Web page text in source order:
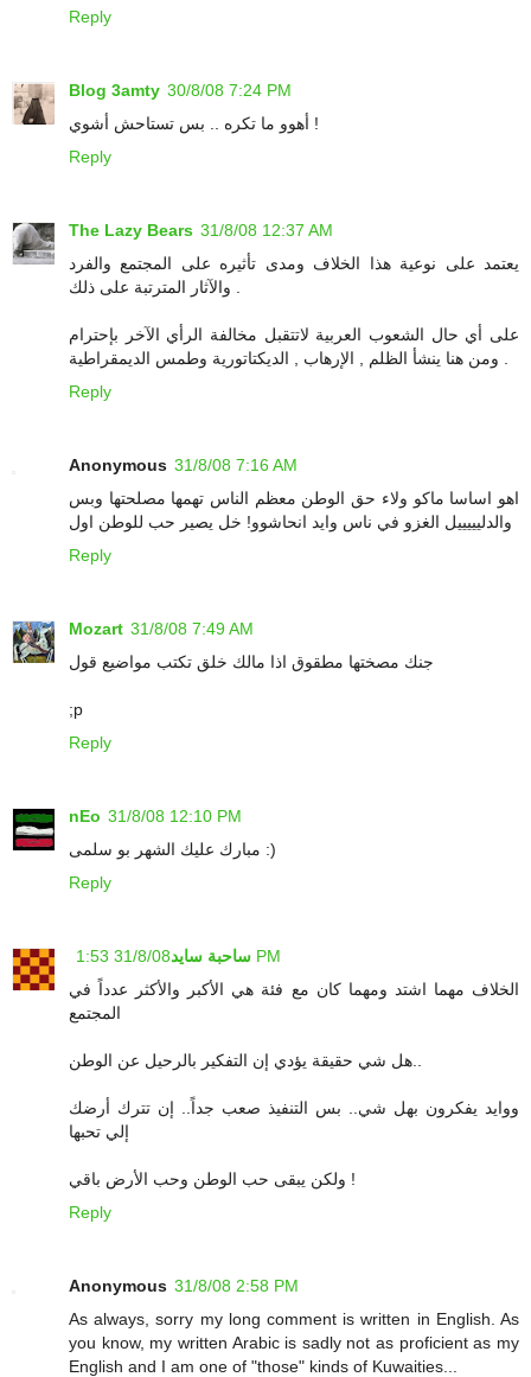
Reply
Blog 3amty 30/8/08 7:24 PM
أهوو ما تكره .. بس تستاحش أشوي !
Reply
The Lazy Bears 31/8/08 12:37 AM
يعتمد على نوعية هذا الخلاف ومدى تأثيره على المجتمع والفرد
على أي حال الشعوب العربية لاتتقبل مخالفة الرأي الآخر بإحترام
Reply
Anonymous 31/8/08 7:16 AM
اهو اساسا ماكو ولاء حق الوطن معظم الناس تهمها مصلحتها وبس
والدليييييل الغزو في ناس وايد انحاشوو! خل يصير حب للوطن اول
Reply
Mozart 31/8/08 7:49 AM
جنك مصختها مطقوق اذا مالك خلق تكتب مواضيع قول
;p
Reply
nEo 31/8/08 12:10 PM
مبارك عليك الشهر بو سلمى :)
Reply
ساحبة سايد 31/8/08 1:53 PM
الخلاف مهما اشتد ومهما كان مع فئة هي الأكبر والأكثر عدداً في
المجتمع
ووايد يفكرون بهل شي.. بس التنفيذ صعب جداً.. إن تترك أرضك
إلي تحبها
ولكن يبقى حب الوطن وحب الأرض باقي !
Reply
Anonymous 31/8/08 2:58 PM
As always, sorry my long comment is written in English. As
you know, my written Arabic is sadly not as proficient as my
English and I am one of "those" kinds of Kuwaities...